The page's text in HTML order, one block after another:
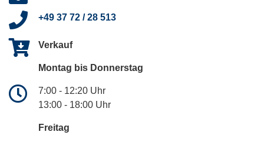
+49 37 72 / 28 513
Verkauf
Montag bis Donnerstag
7:00 - 12:20 Uhr
13:00 - 18:00 Uhr
Freitag